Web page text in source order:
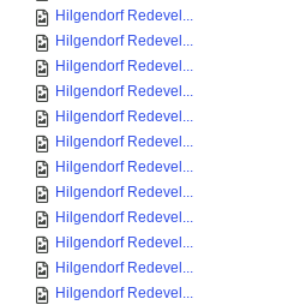
Hilgendorf Redevel...
Hilgendorf Redevel...
Hilgendorf Redevel...
Hilgendorf Redevel...
Hilgendorf Redevel...
Hilgendorf Redevel...
Hilgendorf Redevel...
Hilgendorf Redevel...
Hilgendorf Redevel...
Hilgendorf Redevel...
Hilgendorf Redevel...
Hilgendorf Redevel...